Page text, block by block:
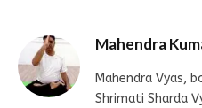
Mahendra
Mahendra Vyas,
Shrimati Sharda